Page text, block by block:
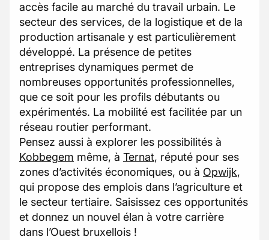
accès facile au marché du travail urbain. Le
secteur des services, de la logistique et de la
production artisanale y est particulièrement
développé. La présence de petites
entreprises dynamiques permet de
nombreuses opportunités professionnelles,
que ce soit pour les profils débutants ou
expérimentés. La mobilité est facilitée par un
réseau routier performant.
Pensez aussi à explorer les possibilités à
Kobbegem même, à Ternat, réputé pour ses
zones d’activités économiques, ou à Opwijk,
qui propose des emplois dans l’agriculture et
le secteur tertiaire. Saisissez ces opportunités
et donnez un nouvel élan à votre carrière
dans l’Ouest bruxellois !